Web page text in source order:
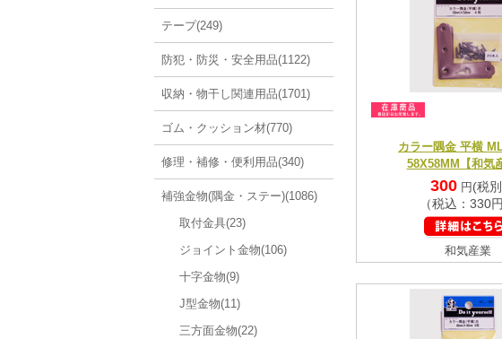
テープ(249)
防犯・防災・安全用品(1122)
収納・物干し関連用品(1701)
ゴム・クッション材(770)
修理・補修・便利用品(340)
補強金物(隅金・ステー)(1086)
取付金具(23)
ジョイント金物(106)
十字金物(9)
J型金物(11)
三方面金物(22)
カラー隅金 平横
58X58MM【和気
300円 (税
（税込：330円
和気産業